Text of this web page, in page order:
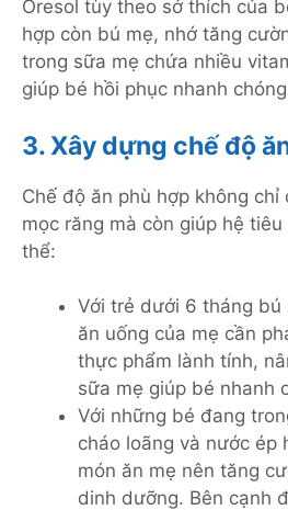
Oresol tùy theo sở thích của
hợp còn bú mẹ, nhớ tăng
trong sữa mẹ chứa nhiều
giúp bé hồi phục nhanh
3. Xây dựng chế độ
Chế độ ăn phù hợp không chỉ
mọc răng mà còn giúp hệ
thể:
Với trẻ dưới 6 tháng bú
ăn uống của mẹ cần
thực phẩm lành tính,
sữa mẹ giúp bé nhanh
Với những bé đang
cháo loãng và nước ép
món ăn mẹ nên tăng
dinh dưỡng. Bên cạnh